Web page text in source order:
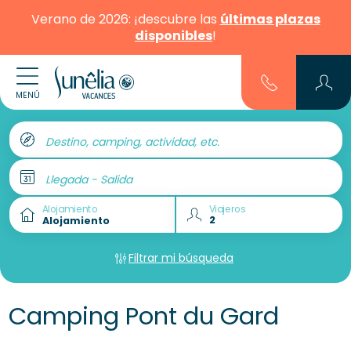
Verano de 2026: ¡descubre las últimas plazas
disponibles!
MENÚ
Destino, camping, actividad, etc.
Llegada - Salida
Alojamiento Viajeros
Filtrar mi búsqueda
Camping Pont du Gard